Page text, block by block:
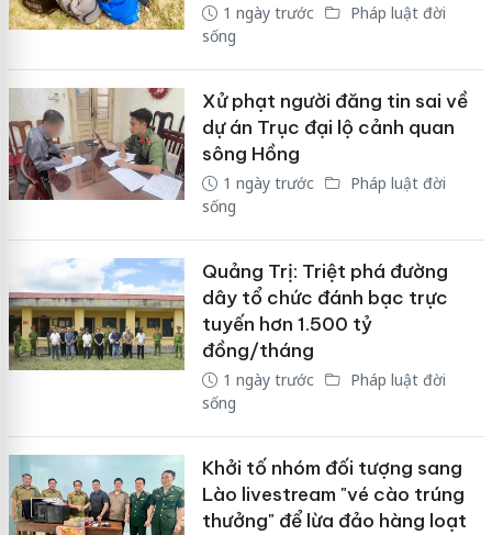
1 ngày trước
Pháp luật đời
sống
Xử phạt người đăng tin sai về
dự án Trục đại lộ cảnh quan
sông Hồng
1 ngày trước
Pháp luật đời
sống
Quảng Trị: Triệt phá đường
dây tổ chức đánh bạc trực
tuyến hơn 1.500 tỷ
đồng/tháng
1 ngày trước
Pháp luật đời
sống
Khởi tố nhóm đối tượng sang
Lào livestream "vé cào trúng
thưởng" để lừa đảo hàng loạt